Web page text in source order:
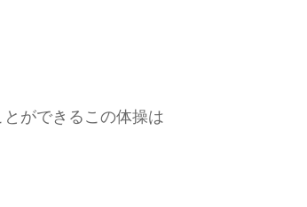
ができるこの体操は